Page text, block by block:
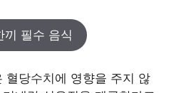
끼 필수 음식
혈당수치에 영향을 주지 않